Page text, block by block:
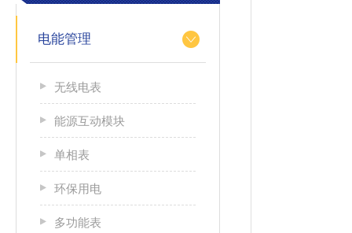
电能管理
无线电表
能源互动模块
单相表
环保用电
多功能表